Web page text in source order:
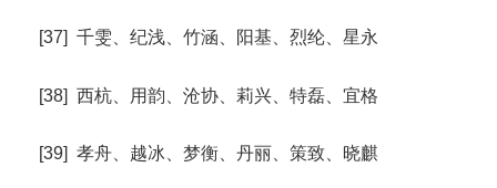
[37] 千雯、纪浅、竹涵、阳基、烈纶、星永
[38] 西杭、用韵、沧协、莉兴、特磊、宜格
[39] 孝舟、越冰、梦衡、丹丽、策致、晓麒